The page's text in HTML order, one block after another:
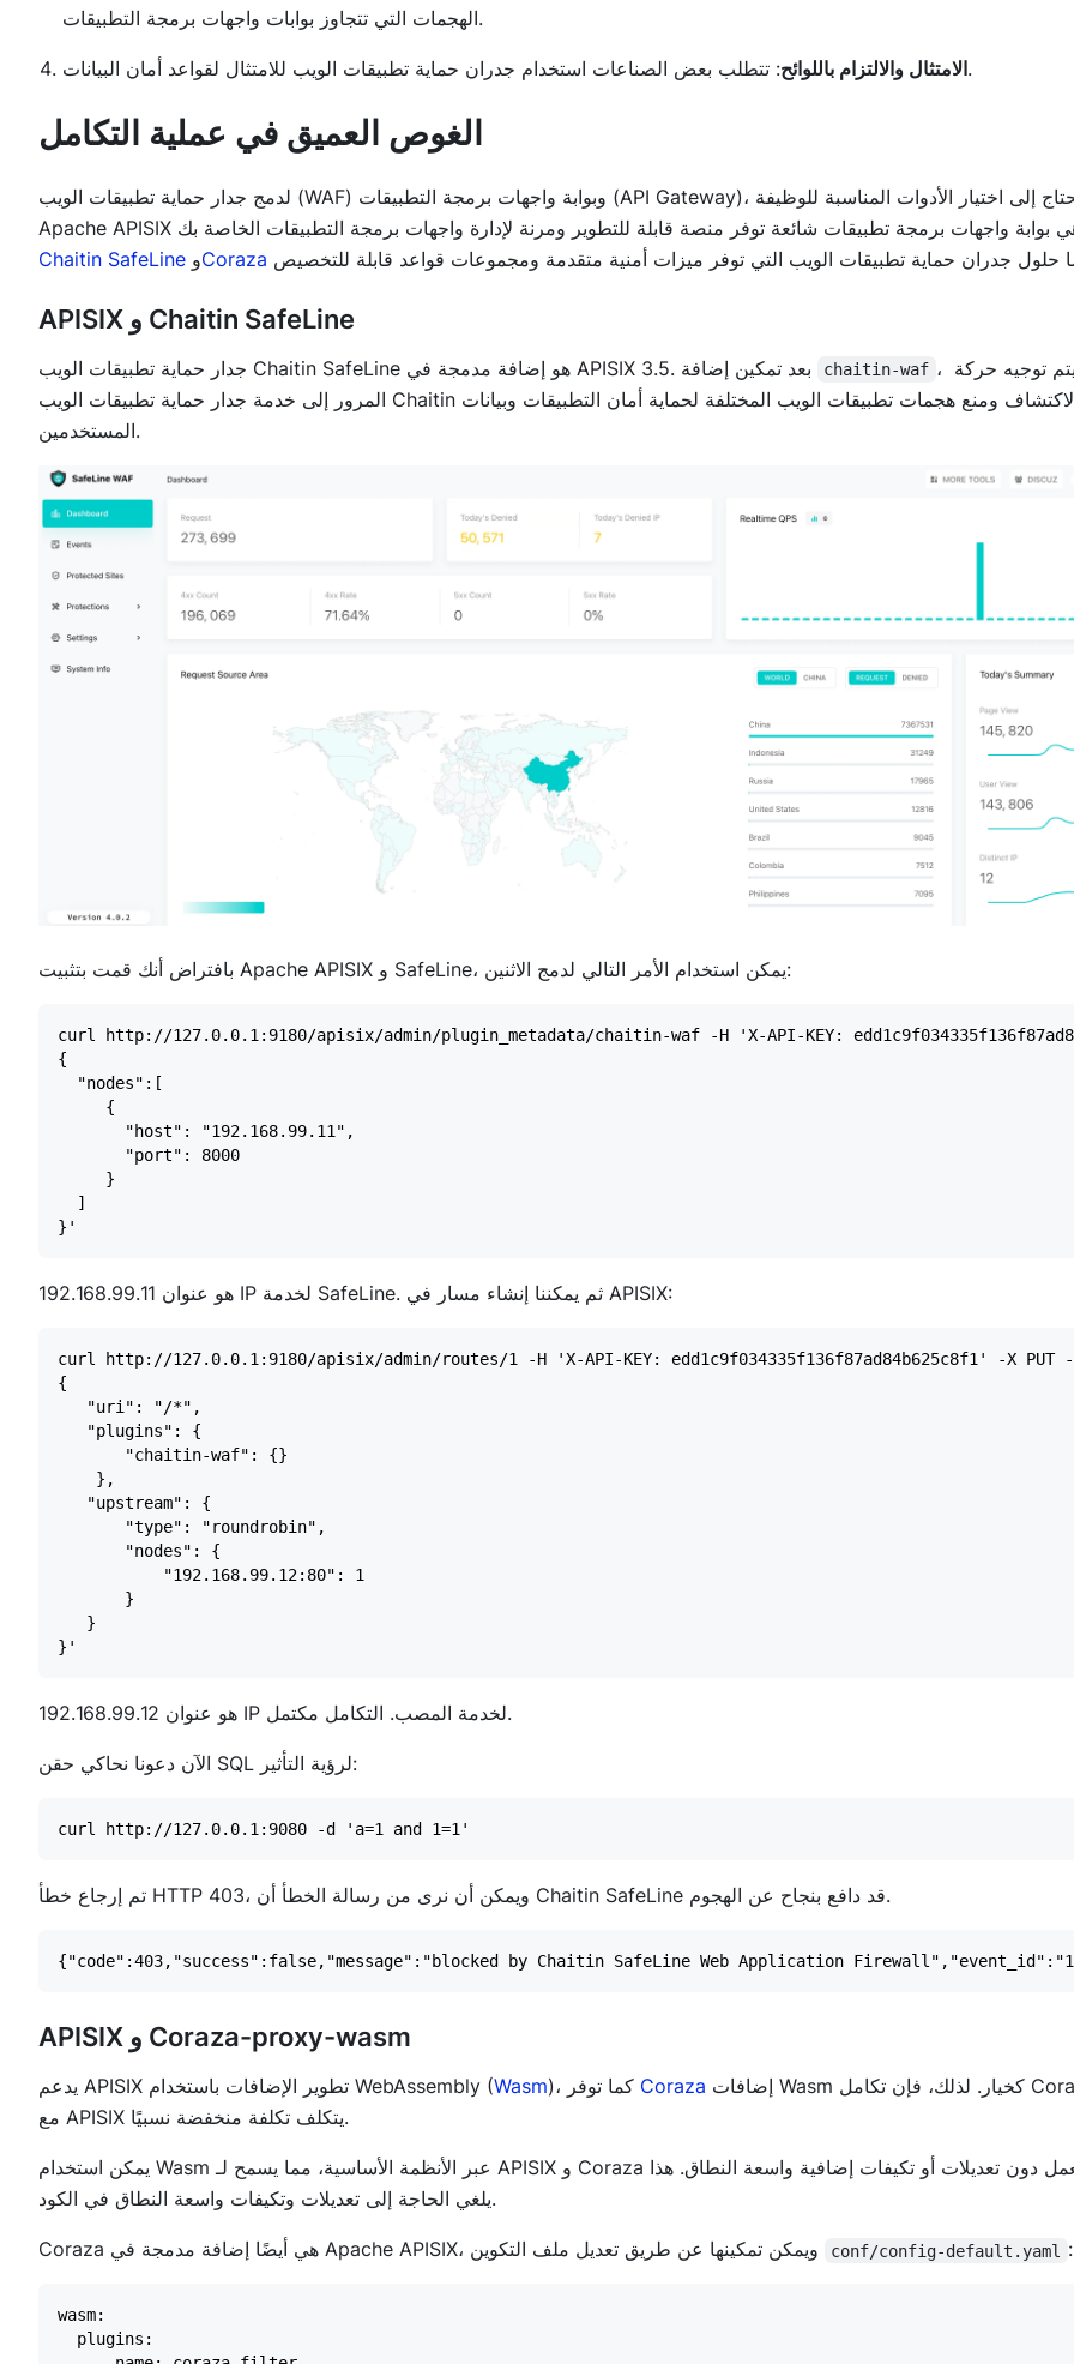
الهجمات التي تتجاوز بوابات واجهات برمجة التطبيقات.
الامتثال والالتزام باللوائح: تتطلب بعض الصناعات استخدام جدران حماية تطبيقات الويب للامتثال لقواعد أمان البيانات.
الغوص العميق في عملية التكامل
لدمج جدار حماية تطبيقات الويب (WAF) وبوابة واجهات برمجة التطبيقات (API Gateway)، تحتاج إلى اختيار الأدوات المناسبة للوظيفة.
Chaitin SafeLine وCoraza
APISIX و Chaitin SafeLine
chaitin-waf ، سيتم توجيه حركة
المرور إلى خدمة جدار حماية تطبيقات الويب Chaitin لاكتشاف ومنع هجمات تطبيقات الويب المختلفة لحماية أمان التطبيقات وبيانات
المستخدمين.
بافتراض أنك قمت بتثبيت Apache APISIX و SafeLine، يمكن استخدام الأمر التالي لدمج الاثنين:
192.168.99.11 هو عنوان IP لخدمة SafeLine. ثم يمكننا إنشاء مسار في APISIX:
192.168.99.12 هو عنوان IP لخدمة المصب. التكامل مكتمل.
الآن دعونا نحاكي حقن SQL لرؤية التأثير:
تم إرجاع خطأ HTTP 403، ويمكن أن نرى من رسالة الخطأ أن Chaitin SafeLine قد دافع بنجاح عن الهجوم.
APISIX و Coraza-proxy-wasm
يدعم APISIX تطوير الإضافات باستخدام WebAssembly (Wasm Coraza
مع APISIX يتكلف تكلفة منخفضة نسبيًا.
يمكن استخدام Wasm عبر الأنظمة الأساسية، مما يسمح لـ APISIX و Coraza بالعمل دون تعديلات أو تكيفات إضافية واسعة النطاق. هذا
يلغي الحاجة إلى تعديلات وتكيفات واسعة النطاق في الكود.
conf/config-default.yaml :